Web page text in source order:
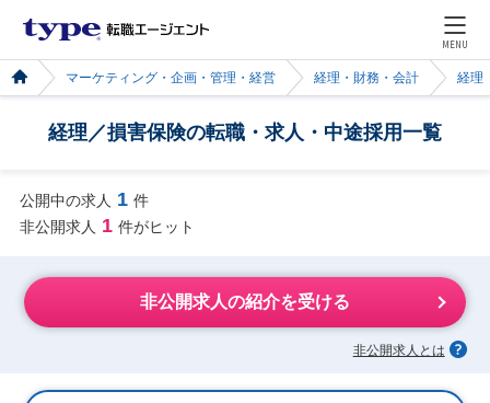
MENU
マーケティング・企画・管理・経営 経理・財務・会計 経理
経理／損害保険の転職・求人・中途採用一覧
公開中の求人 1 件
非公開求人 1 件がヒット
非公開求人の紹介を受ける
非公開求人とは